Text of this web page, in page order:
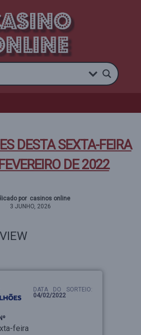
DESTA SEXTA-FEIRA
DE 2022
por casinos online
3 JUNHO, 2026
DATA DO SORTEIO:
04/02/2022
feira